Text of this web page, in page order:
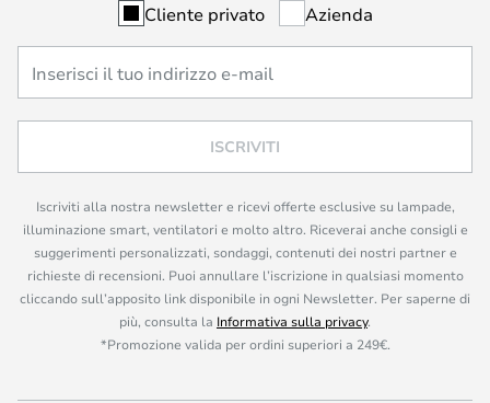
Cliente privato Azienda
ISCRIVITI
Iscriviti alla nostra newsletter e ricevi offerte esclusive su lampade,
illuminazione smart, ventilatori e molto altro. Riceverai anche consigli e
suggerimenti personalizzati, sondaggi, contenuti dei nostri partner e
richieste di recensioni. Puoi annullare l’iscrizione in qualsiasi momento
cliccando sull’apposito link disponibile in ogni Newsletter. Per saperne di
più, consulta la Informativa sulla privacy.
*Promozione valida per ordini superiori a 249€.